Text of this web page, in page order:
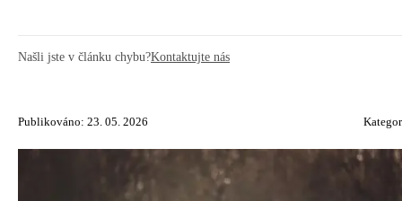
Našli jste v článku chybu?Kontaktujte nás
Publikováno: 23. 05. 2026